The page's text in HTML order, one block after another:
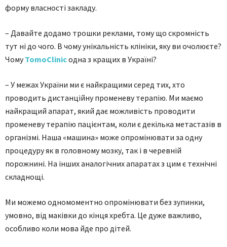
форму власності закладу.
– Давайте додамо трошки реклами, тому що скромність
тут ні до чого. В чому унікальність клініки, яку ви очолюєте?
ЧомуTomoClinicодна з кращих в Україні?
– У межах України ми є найкращими серед тих, хто
проводить дистанційну променеву терапію. Ми маємо
найкращий апарат, який дає можливість проводити
променеву терапію пацієнтам, коли є декілька метастазів в
організмі. Наша «машина» може опромінювати за одну
процедуру як в головному мозку, так і в черевній
порожнині. На інших аналогічних апаратах з цим є технічні
складнощі.
Ми можемо одномоментно опромінювати без зупинки,
умовно, від маківки до кінця хребта. Це дуже важливо,
особливо коли мова йде про дітей.